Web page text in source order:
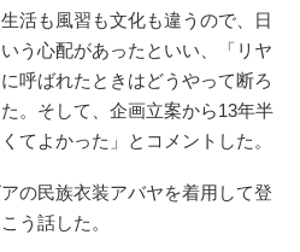
活も風習も文化も違うので、日
う心配があったといい、「リヤ
呼ばれたときはどうやって断ろ
。そして、企画立案から13年半
てよかった」とコメントした。
の民族衣装アバヤを着用して登
う話した。